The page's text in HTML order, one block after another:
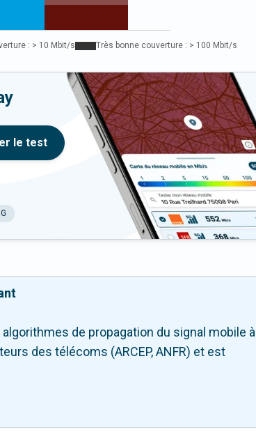
: > 10 Mbit/s Très bonne couverture : > 100 Mbit/s
le test
de propagation du signal mobile à
des télécoms (ARCEP, ANFR) et est